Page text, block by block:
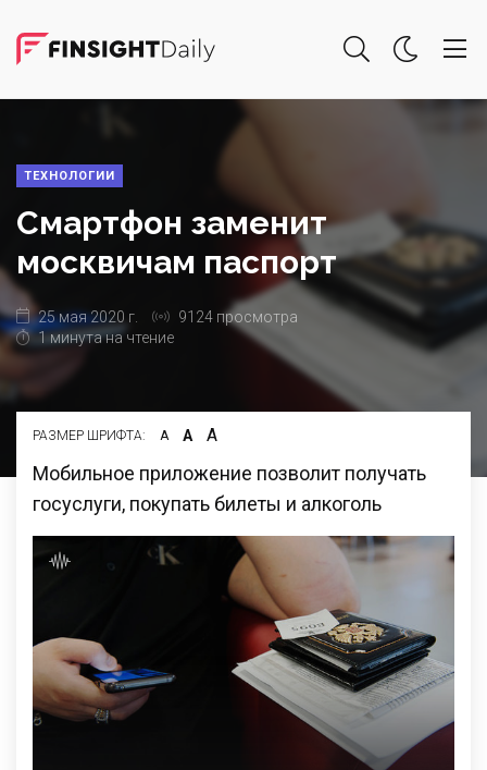
ТЕХНОЛОГИИ
Смартфон заменит
москвичам паспорт
25 мая 2020 г.
9124 просмотра
1 минута на чтение
РАЗМЕР ШРИФТА: А А А
Мобильное приложение позволит получать
госуслуги, покупать билеты и алкоголь